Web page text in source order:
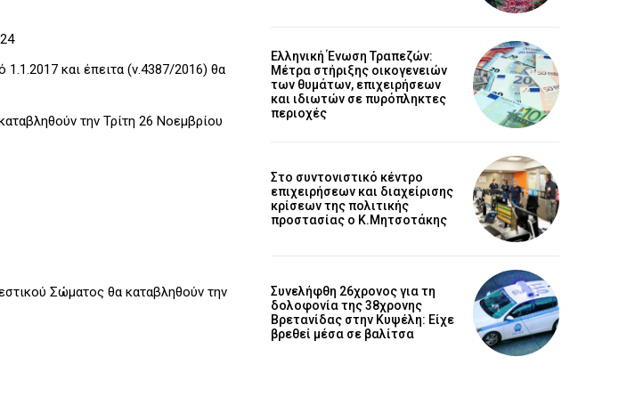
και έπειτα (ν.4387/2016) θα
την Τρίτη 26 Νοεμβρίου
Σώματος θα καταβληθούν την
Ελληνική Ένωση Τραπεζών:
Μέτρα στήριξης οικογενειών
των θυμάτων, επιχειρήσεων
και ιδιωτών σε πυρόπληκτες
περιοχές
Στο συντονιστικό κέντρο
επιχειρήσεων και διαχείρισης
κρίσεων της πολιτικής
προστασίας ο Κ.Μητσοτάκης
Συνελήφθη 26χρονος για τη
δολοφονία της 38χρονης
Βρετανίδας στην Κυψέλη: Είχε
βρεθεί μέσα σε βαλίτσα